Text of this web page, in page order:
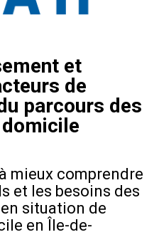
et
de
parcours des
mieux comprendre
et les besoins des
situation de
en Île-de-